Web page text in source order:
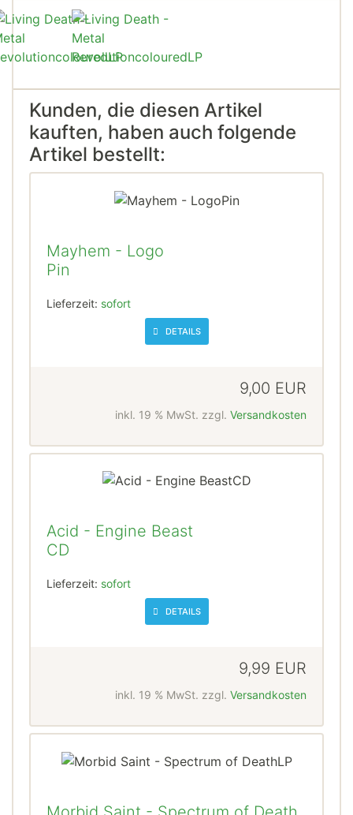
Kunden, die diesen Artikel
kauften, haben auch folgende
Artikel bestellt:
Mayhem - Logo
Pin
Lieferzeit: sofort
DETAILS
9,00 EUR
inkl. 19 % MwSt. zzgl. Versandkosten
Acid - Engine Beast
CD
Lieferzeit: sofort
DETAILS
9,99 EUR
inkl. 19 % MwSt. zzgl. Versandkosten